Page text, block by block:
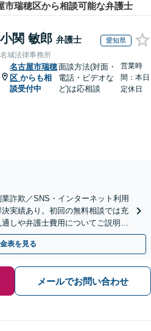
市瑞穂区から相談可能な弁護士
小関 敏郎 弁護士 愛知県
名城法律事務所
名古屋市瑞穂
区 からも相
談受付中
面談方法(対面・
電話・ビデオな
ど)は応相談
営業時
間：本日
定休日
詐欺／SNS・インターネット利用
実績あり。初回の無料相談では充
しや弁護士費用についてご説明し
回相談無料】
表を見る
メールでお問い合わせ